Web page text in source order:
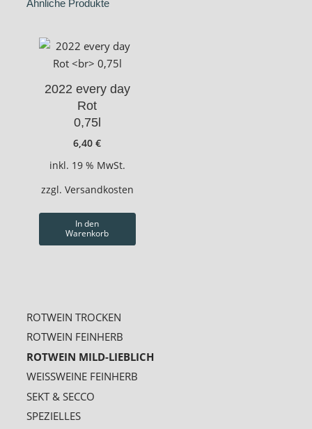
Ähnliche Produkte
2022 every day
Rot
0,75l
6,40€
inkl. 19 % MwSt.
zzgl. Versandkosten
In den
Warenkorb
ROTWEIN TROCKEN
ROTWEIN FEINHERB
ROTWEIN MILD-LIEBLICH
WEISSWEINE FEINHERB
SEKT & SECCO
SPEZIELLES